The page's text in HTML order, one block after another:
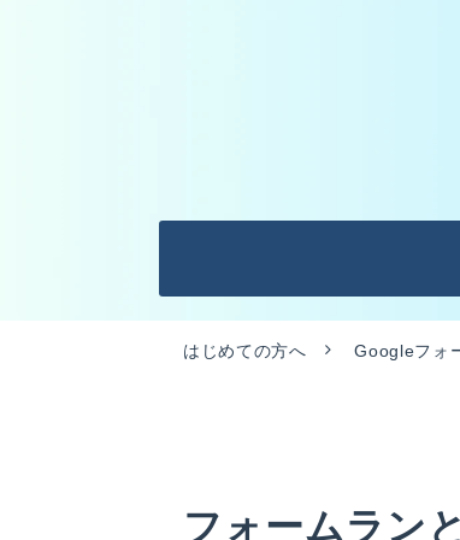
はじめての方へ Googleフォ
フォームラン